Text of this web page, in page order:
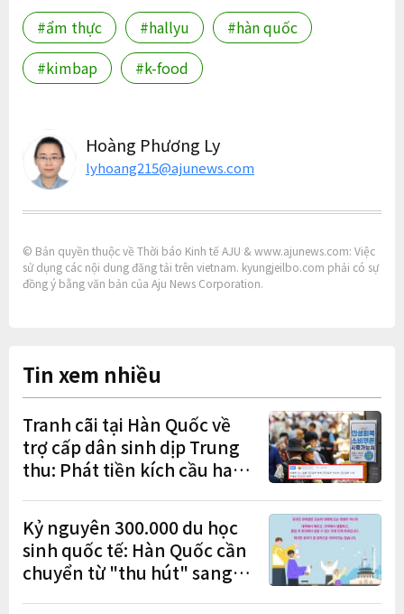
#ẩm thực #hallyu
#hàn quốc
#kimbap
#k-food
Hoàng Phương Ly
lyhoang215@ajunews.com
© Bản quyền thuộc về Thời báo Kinh tế AJU & www.ajunews.com: Việc
sử dụng các nội dung đăng tải trên vietnam. kyungjeilbo.com phải có sự
đồng ý bằng văn bản của Aju News Corporation.
Tin xem nhiều
Tranh cãi tại Hàn Quốc về
trợ cấp dân sinh dịp Trung
thu: Phát tiền kích cầu hay
Kỷ nguyên 300.000 du học
sinh quốc tế: Hàn Quốc cần
chuyển từ "thu hút" sang